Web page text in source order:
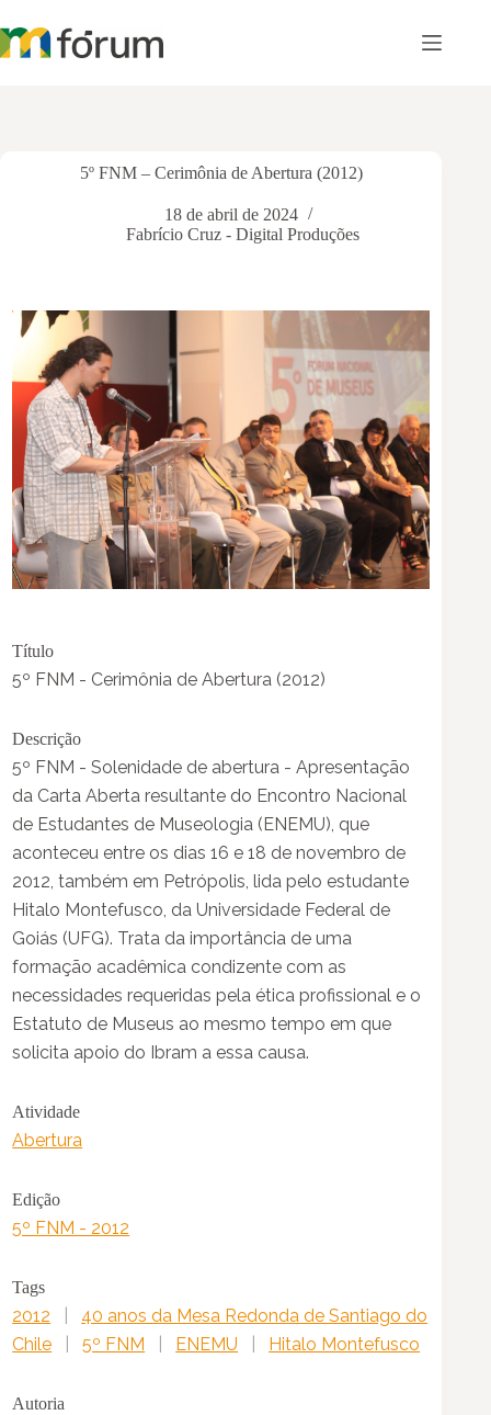
para
o
5º FNM – Cerimônia de Abertura (2012)
18 de abril de 2024
Fabrício Cruz - Digital Produções
Título
5º FNM - Cerimônia de Abertura (2012)
Descrição
5º FNM - Solenidade de abertura - Apresentação
da Carta Aberta resultante do Encontro Nacional
de Estudantes de Museologia (ENEMU), que
aconteceu entre os dias 16 e 18 de novembro de
2012, também em Petrópolis, lida pelo estudante
Hitalo Montefusco, da Universidade Federal de
Goiás (UFG). Trata da importância de uma
formação acadêmica condizente com as
necessidades requeridas pela ética profissional e o
Estatuto de Museus ao mesmo tempo em que
solicita apoio do Ibram a essa causa.
Atividade
Abertura
Edição
5º FNM - 2012
Tags
2012
40 anos da Mesa Redonda de Santiago do
Chile
5º FNM ENEMU Hitalo Montefusco
Autoria